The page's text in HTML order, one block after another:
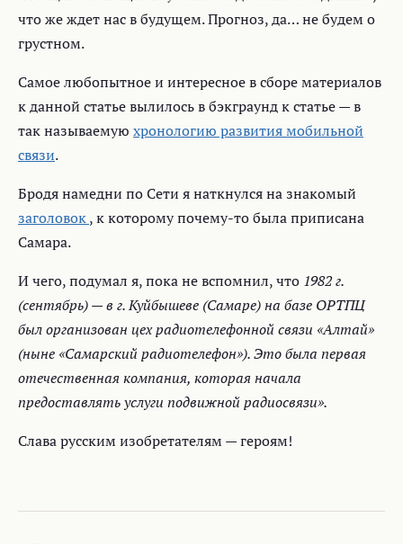
что же ждет нас в будущем. Прогноз, да… не будем о
грустном.
Самое любопытное и интересное в сборе материалов
к данной статье вылилось в бэкграунд к статье — в
так называемую хронологию развития мобильной
связи.
Бродя намедни по Сети я наткнулся на знакомый
заголовок, к которому почему-то была приписана
Самара.
И чего, подумал я, пока не вспомнил, что 1982 г.
(сентябрь) — в г. Куйбышеве (Самаре) на базе ОРТПЦ
был организован цех радиотелефонной связи «Алтай»
(ныне «Самарский радиотелефон»). Это была первая
отечественная компания, которая начала
предоставлять услуги подвижной радиосвязи».
Слава русским изобретателям — героям!